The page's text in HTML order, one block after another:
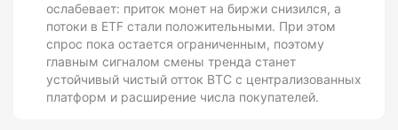
ослабевает: приток монет на биржи снизился, а
потоки в ETF стали положительными. При этом
спрос пока остается ограниченным, поэтому
главным сигналом смены тренда станет
устойчивый чистый отток BTC с централизованных
платформ и расширение числа покупателей.